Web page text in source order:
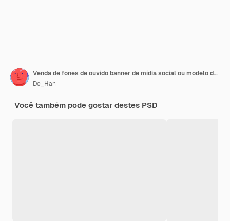
Venda de fones de ouvido banner de mídia social ou modelo de postagem do Instagram
De_Han
Você também pode gostar destes PSD